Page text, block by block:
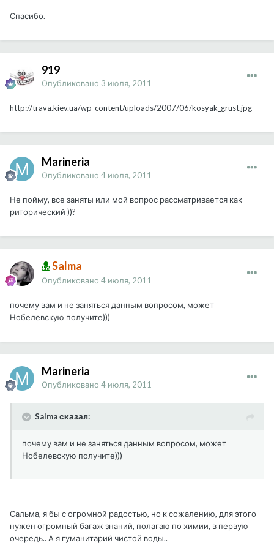
Спасибо.
919
Опубликовано 3 июля, 2011
http://trava.kiev.ua/wp-content/uploads/2007/06/kosyak_grust.jpg
Marineria
Опубликовано 4 июля, 2011
Не пойму, все заняты или мой вопрос рассматривается как
риторический ))?
Salma
Опубликовано 4 июля, 2011
почему вам и не заняться данным вопросом, может
Нобелевскую получите)))
Marineria
Опубликовано 4 июля, 2011
Salma сказал:
почему вам и не заняться данным вопросом, может
Нобелевскую получите)))
Сальма, я бы с огромной радостью, но к сожалению, для этого
нужен огромный багаж знаний, полагаю по химии, в первую
очередь.. А я гуманитарий чистой воды..